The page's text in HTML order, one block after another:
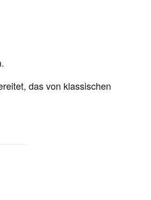
das von klassischen